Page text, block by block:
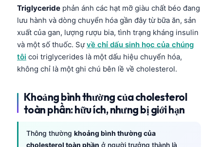
Triglyceride phản ánh các hạt mỡ giàu chất béo đang
lưu hành và dòng chuyển hóa gần đây từ bữa ăn, sản
xuất của gan, lượng rượu bia, tình trạng kháng insulin
và một số thuốc. Sựvề chỉ dấu sinh học của chúng
tôi coi triglycerides là một dấu hiệu chuyển hóa,
không chỉ là một ghi chú bên lề về cholesterol.
Khoảng bình thường của cholesterol
toàn phần: hữu ích, nhưng bị giới hạn
Thông thường khoảng bình thường của
cholesterol toàn phần ở người trưởng thành là